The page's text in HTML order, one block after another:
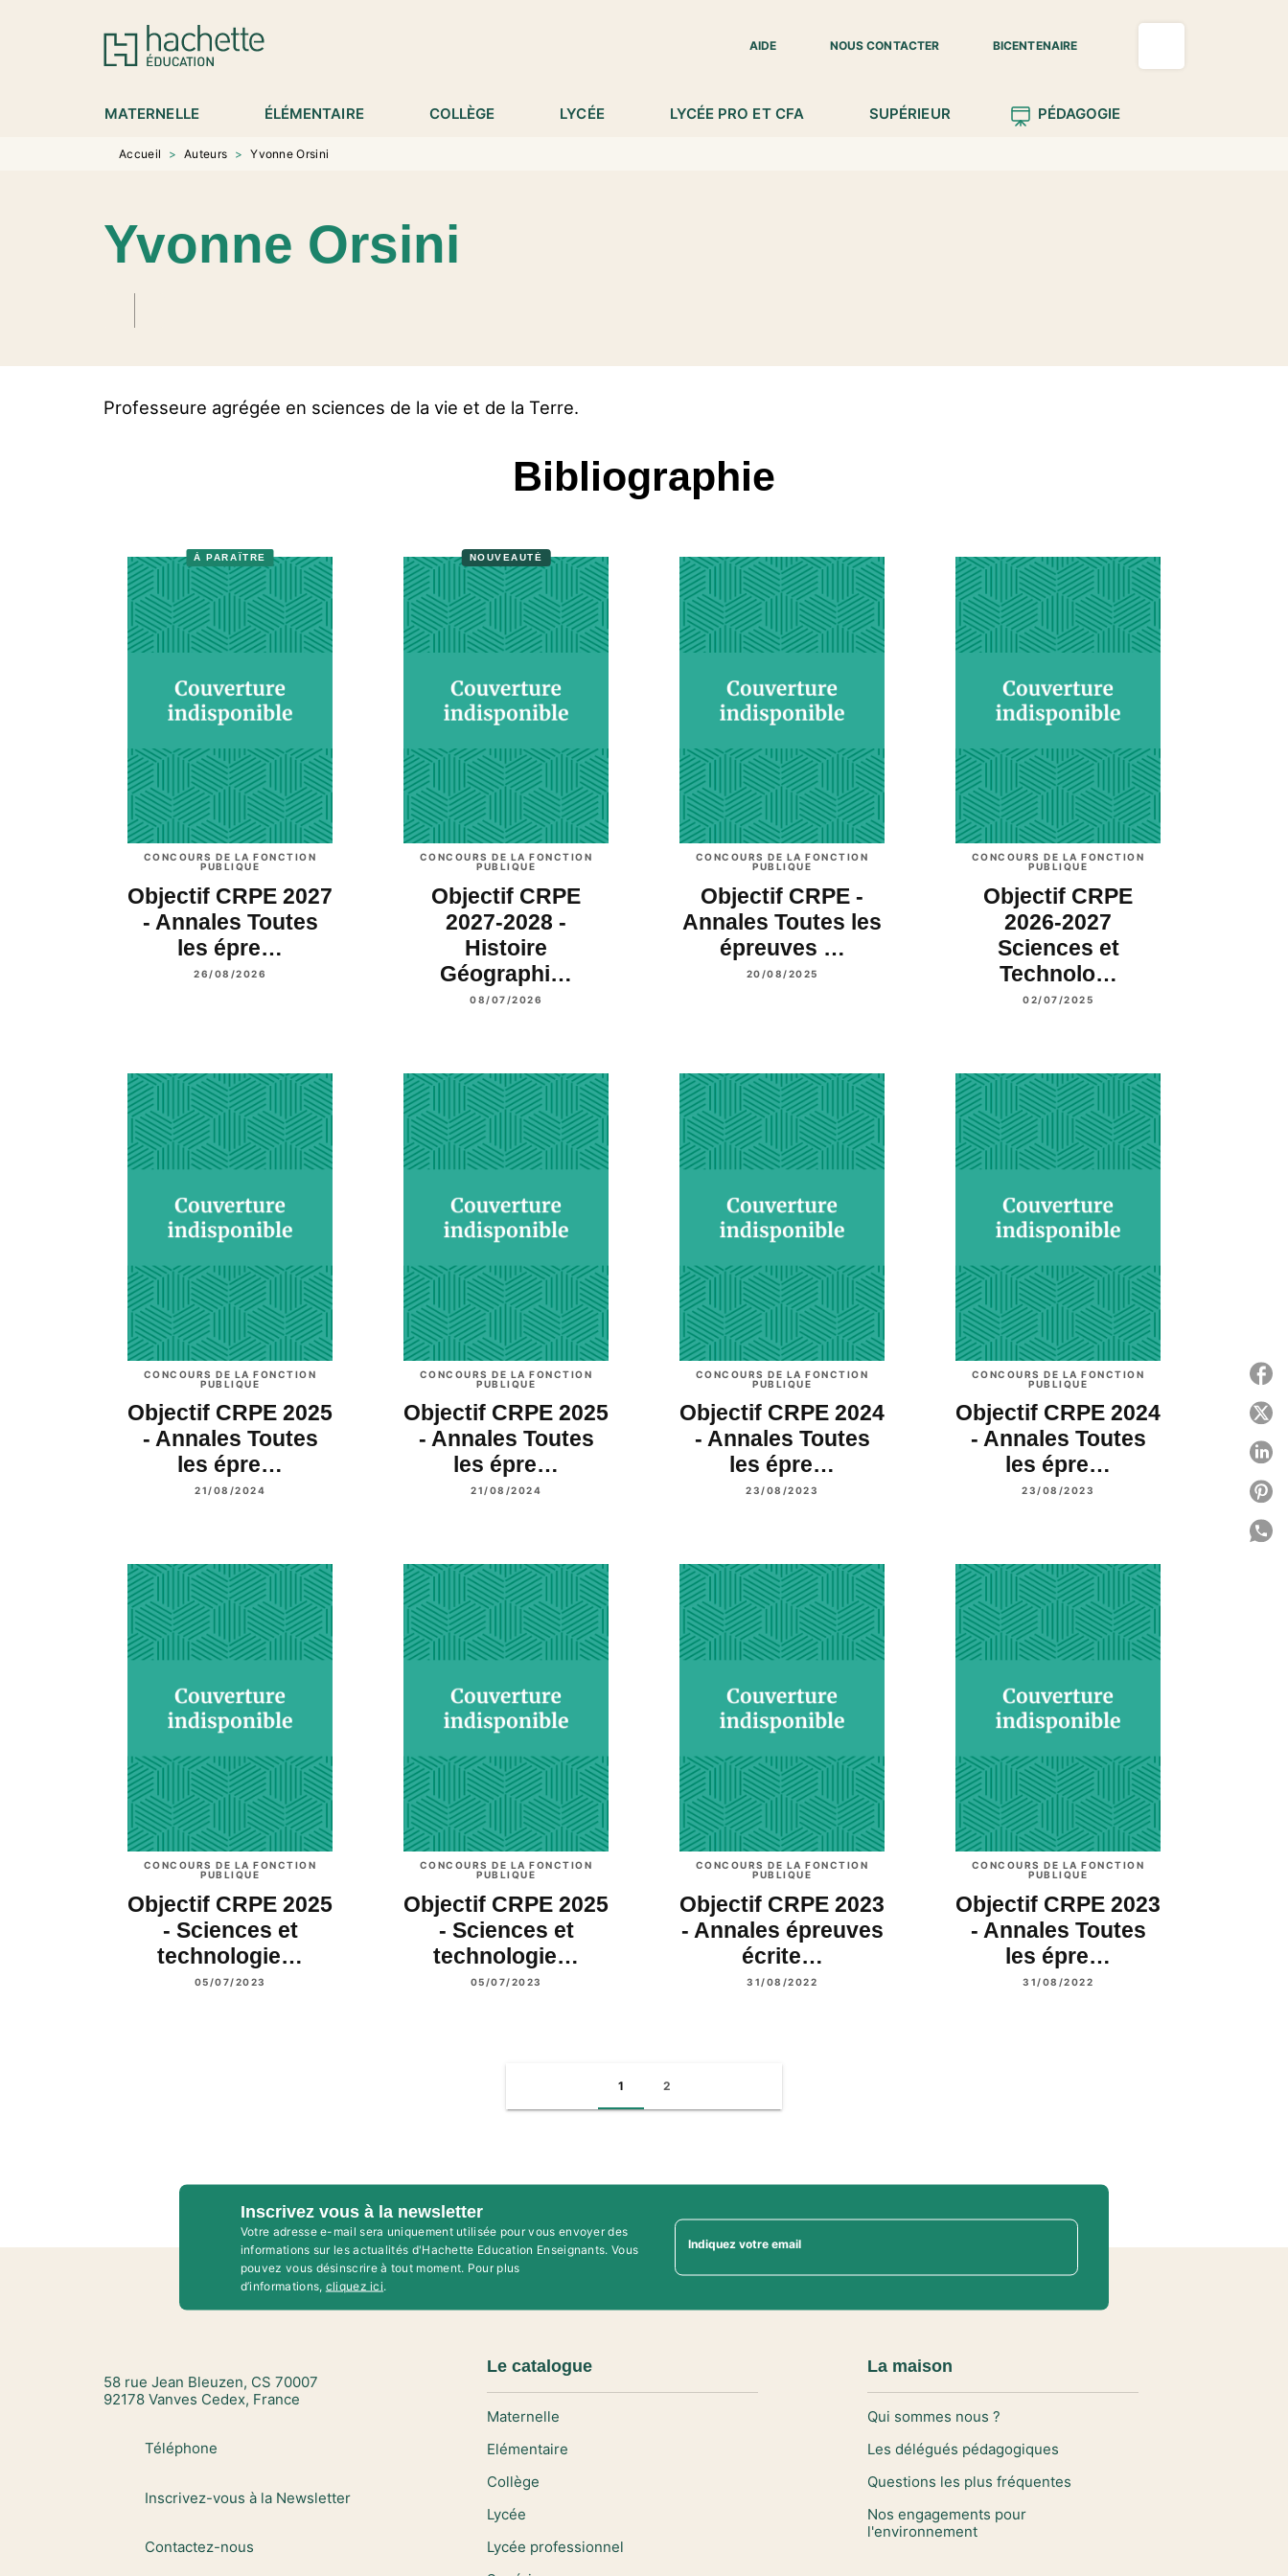
MENU RECHERCHE
AIDE
NOUS CONTACTER BICENTENAIRE
MATERNELLE ÉLÉMENTAIRE COLLÈGE LYCÉE LYCÉE PRO ET CFA SUPÉRIEUR PÉDAGOGIE
Accueil > Auteurs > Yvonne Orsini
Yvonne Orsini
Professeure agrégée en sciences de la vie et de la Terre.
Bibliographie
À PARAÎTRE
CONCOURS DE LA FONCTION
PUBLIQUE
Objectif CRPE 2027
- Annales Toutes
les épre…
26/08/2026
NOUVEAUTÉ
CONCOURS DE LA FONCTION
PUBLIQUE
Objectif CRPE
2027-2028 -
Histoire
Géographi…
08/07/2026
CONCOURS DE LA FONCTION
PUBLIQUE
Objectif CRPE -
Annales Toutes les
épreuves …
20/08/2025
CONCOURS DE LA FONCTION
PUBLIQUE
Objectif CRPE
2026-2027
Sciences et
Technolo…
02/07/2025
CONCOURS DE LA FONCTION
PUBLIQUE
Objectif CRPE 2025
- Annales Toutes
les épre…
21/08/2024
CONCOURS DE LA FONCTION
PUBLIQUE
Objectif CRPE 2025
- Annales Toutes
les épre…
21/08/2024
CONCOURS DE LA FONCTION
PUBLIQUE
Objectif CRPE 2024
- Annales Toutes
les épre…
23/08/2023
CONCOURS DE LA FONCTION
PUBLIQUE
Objectif CRPE 2024
- Annales Toutes
les épre…
23/08/2023
CONCOURS DE LA FONCTION
PUBLIQUE
Objectif CRPE 2025
- Sciences et
technologie…
05/07/2023
CONCOURS DE LA FONCTION
PUBLIQUE
Objectif CRPE 2025
- Sciences et
technologie…
05/07/2023
CONCOURS DE LA FONCTION
PUBLIQUE
Objectif CRPE 2023
- Annales épreuves
écrite…
31/08/2022
CONCOURS DE LA FONCTION
PUBLIQUE
Objectif CRPE 2023
- Annales Toutes
les épre…
31/08/2022
1 2
Inscrivez vous à la newsletter
Votre adresse e-mail sera uniquement utilisée pour vous envoyer des
informations sur les actualités d'Hachette Education Enseignants. Vous
pouvez vous désinscrire à tout moment. Pour plus
d’informations, cliquez ici.
Indiquez votre email
58 rue Jean Bleuzen, CS 70007
92178 Vanves Cedex, France
Téléphone
Inscrivez-vous à la Newsletter
Contactez-nous
Le catalogue
Maternelle
Elémentaire
Collège
Lycée
Lycée professionnel
La maison
Qui sommes nous ?
Les délégués pédagogiques
Questions les plus fréquentes
Nos engagements pour
l'environnement